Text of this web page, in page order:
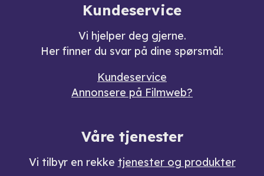
Kundeservice
Vi hjelper deg gjerne.
Her finner du svar på dine spørsmål:
Kundeservice
Annonsere på Filmweb?
Våre tjenester
Vi tilbyr en rekke tjenester og produkter